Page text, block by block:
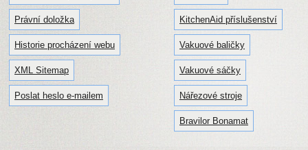
Právní doložka
Historie procházení webu
XML Sitemap
Poslat heslo e-mailem
KitchenAid příslušenství
Vakuové baličky
Vakuové sáčky
Nářezové stroje
Bravilor Bonamat